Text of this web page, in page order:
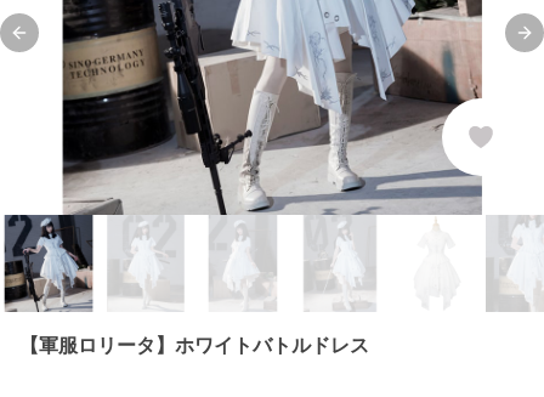
Previous slide
【軍服ロリータ】ホワイトバトルドレス